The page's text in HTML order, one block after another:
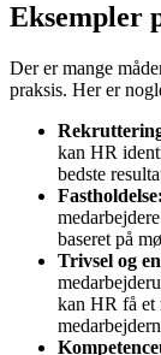
Eksempler
Der er mange
praksis. Her er
kan HR
bedste
Fastholdelse:
baseret på
Trivsel og
kan HR få et